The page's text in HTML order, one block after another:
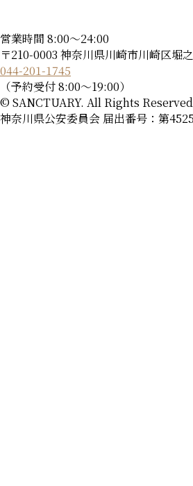
営業時間 8:00～24:00
〒210-0003 神奈川県川崎市川崎区堀
044-201-1745
（予約受付 8:00～19:00）
© SANCTUARY. All Rights
神奈川県公安委員会 届出番号：第